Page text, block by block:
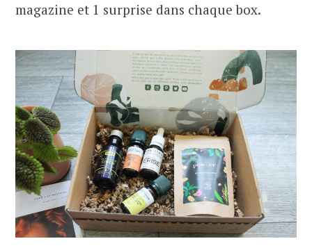
magazine et 1 surprise dans chaque box.